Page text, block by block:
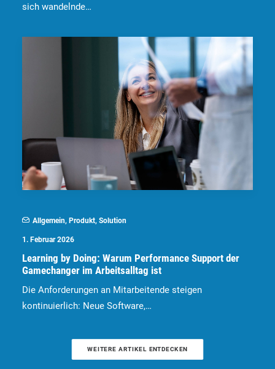
sich wandelnde…
Allgemein, Produkt, Solution
1. Februar 2026
Learning by Doing: Warum Performance Support der
Gamechanger im Arbeitsalltag ist
Die Anforderungen an Mitarbeitende steigen
kontinuierlich: Neue Software,…
WEITERE ARTIKEL ENTDECKEN